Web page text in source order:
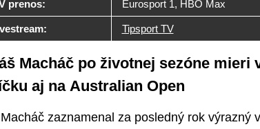
prenos: Eurosport 1, HBO Max
Tipsport TV
Macháč po životnej sezóne mieri
aj na Australian Open
zaznamenal za posledný rok výrazný